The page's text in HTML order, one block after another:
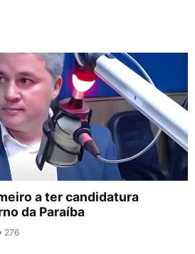
a ter candidatura
da Paraíba
276